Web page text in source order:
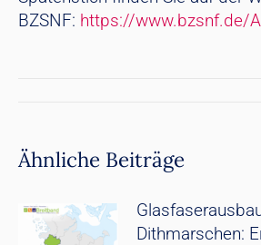
BZSNF: https://www.bzsnf.de/
Ähnliche Beiträge
Dithmarschen: